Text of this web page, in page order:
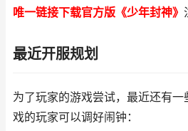
唯一链接下载官方版《少年封神》
最近开服规划
为了玩家的游戏尝试，最近还有
戏的玩家可以调好闹钟：